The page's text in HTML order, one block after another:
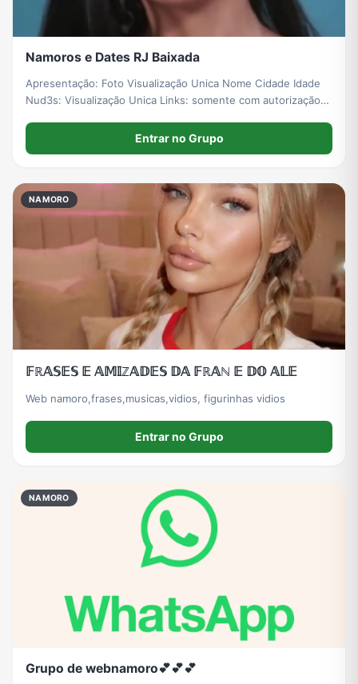
Namoros e Dates RJ Baixada
Apresentação: Foto Visualização Unica Nome Cidade Idade
Nud3s: Visualização Unica Links: somente com autorização
Entrar no Grupo
NAMORO
𝔽ℝ𝔸𝕊𝔼𝕊 𝔼 𝔸𝕄𝕀ℤ𝔸𝔻𝔼𝕊 𝔻𝔸 𝔽ℝ𝔸ℕ 𝔼 𝔻𝕆 𝔸𝕃𝔼
Web namoro,frases,musicas,vidios, figurinhas vidios
Entrar no Grupo
NAMORO
Grupo de webnamoro💕💕💕